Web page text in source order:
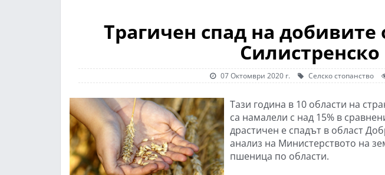
Трагичен спад на
Силистренско
07 Октомври 2020 г. Селско стопанство
Тази година в 10 области на
са намалели с над 15% в
драстичен е спадът в област
анализ на Министерството на
пшеница по области.